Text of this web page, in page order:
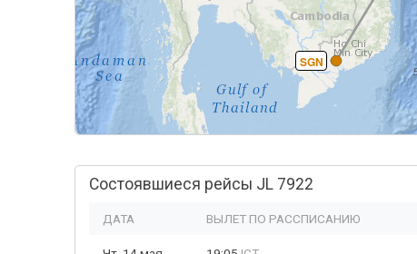
SGN
Состоявшиеся рейсы JL 7922
ДАТА ВЫЛЕТ ПО РАССПИСАНИЮ